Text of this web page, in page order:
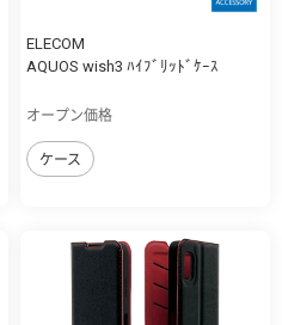
ELECOM
AQUOS wish3 ﾊｲﾌﾞﾘｯﾄﾞｹｰｽ
オープン価格
ケース